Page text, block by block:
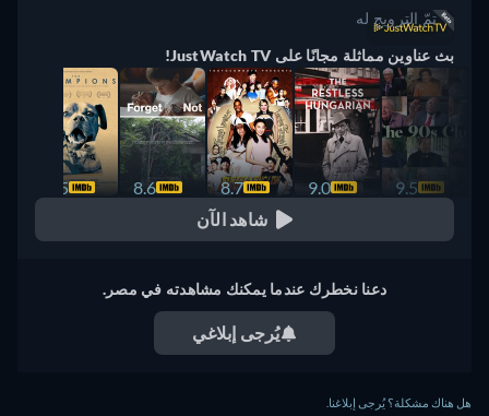
بث عناوين مماثلة مجانًا على JustWatch TV!
9.5
9.0
8.7
8.6
8.5
شاهد الآن
تمّ الترويج له
دعنا نخطرك عندما يمكنك مشاهدته في مصر.
يُرجى إبلاغي
هل هناك مشكلة؟ يُرجى إبلاغنا.